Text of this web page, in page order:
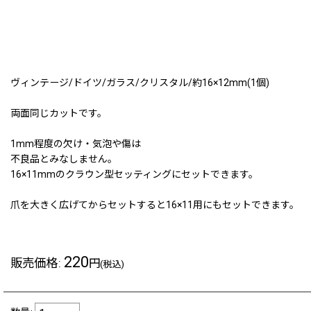
ヴィンテージ/ドイツ/ガラス/クリスタル/約16×12mm(1個)
両面同じカットです。
1mm程度の欠け・気泡や傷は
不良品とみなしません。
16×11mmのクラウン型セッティングにセットできます。
爪を大きく広げてからセットすると16×11用にもセットできます。
販売価格: 220円(税込)